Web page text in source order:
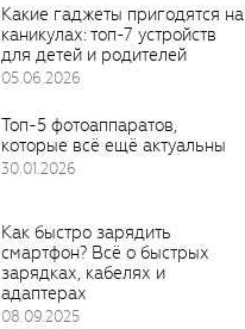
Какие гаджеты пригодятся на
каникулах: топ-7 устройств
для детей и родителей
05.06.2026
Топ-5 фотоаппаратов,
которые всё ещё актуальны
30.01.2026
Как быстро зарядить
смартфон? Всё о быстрых
зарядках, кабелях и
адаптерах
08.09.2025